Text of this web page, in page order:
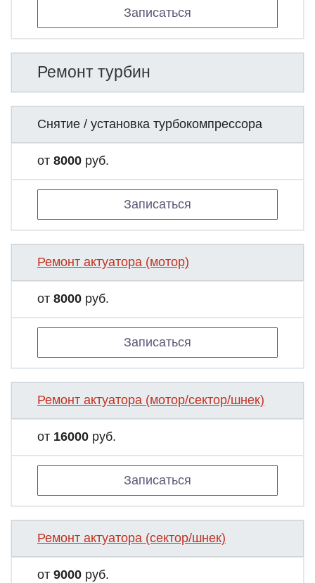
Записаться
Ремонт турбин
Снятие / установка турбокомпрессора
от 8000 руб.
Записаться
Ремонт актуатора (мотор)
от 8000 руб.
Записаться
Ремонт актуатора (мотор/сектор/шнек)
от 16000 руб.
Записаться
Ремонт актуатора (сектор/шнек)
от 9000 руб.